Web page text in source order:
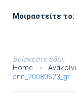
Μοιραστείτε το:
Βρίσκεστε εδώ:
Home
ann_20080623_gr